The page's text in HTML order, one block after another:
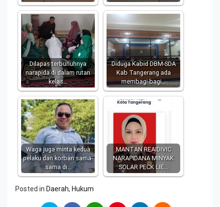
Dilapas terbunuhnya
narapida di dalam rutan
kelas…
Diduga Kabid DBM-SDA
Kab Tangerang ada
membagi-bagi…
Waga juga minta kedua
pelaku dan korban sama-
sama di…
MANTAN REAIDIVIC
NARAPIDANA MINYAK
SOLAR PECK LIE…
Posted in Daerah, Hukum